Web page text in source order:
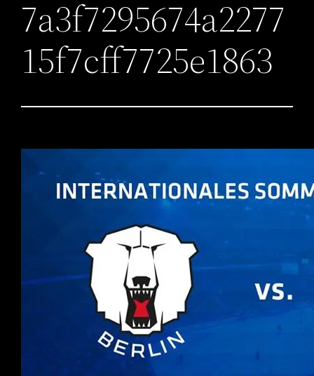
7a3f7295674a2277
15f7cff7725e1863